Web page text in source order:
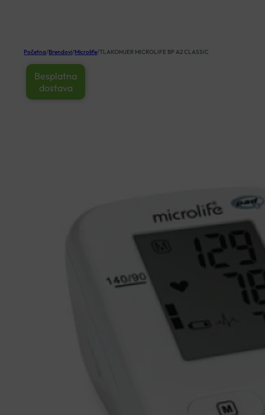
Početna/Brendovi/Microlife/TLAKOMJER MICROLIFE BP A2 CLASSIC
Besplatna
dostava